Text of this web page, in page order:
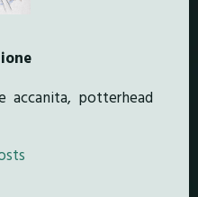
accanita, potterhead